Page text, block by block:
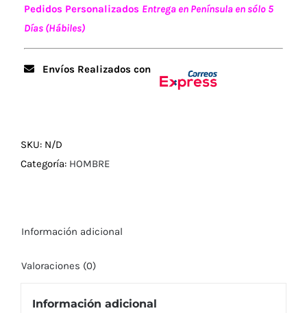
Pedidos Personalizados Entrega en Península en sólo 5
Días (Hábiles)
Envíos Realizados con
SKU: N/D
Categoría: HOMBRE
Información adicional
Valoraciones (0)
Información adicional